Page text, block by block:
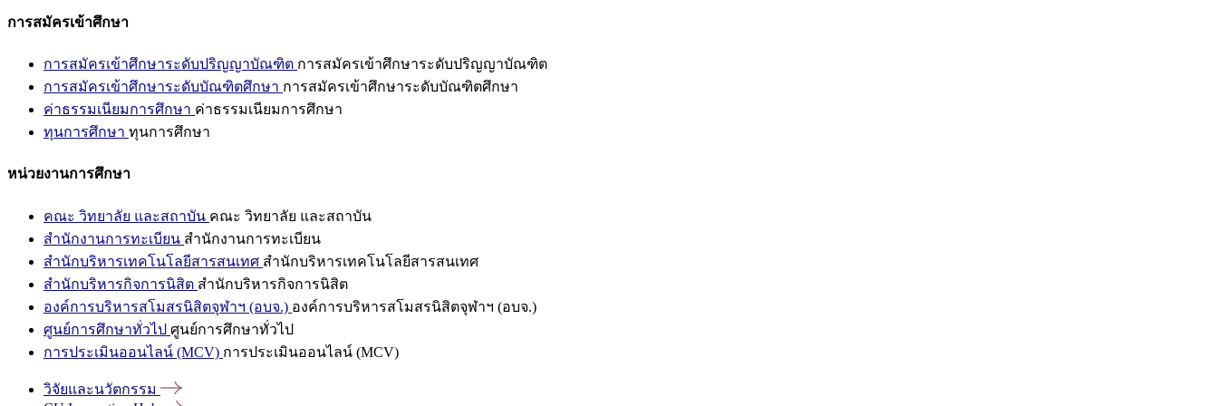
การสมัครเข้าศึกษา
การสมัครเข้าศึกษาระดับปริญญาบัณฑิต การสมัครเข้าศึกษาระดับปริญญาบัณฑิต
การสมัครเข้าศึกษาระดับบัณฑิตศึกษา การสมัครเข้าศึกษาระดับบัณฑิตศึกษา
ค่าธรรมเนียมการศึกษา ค่าธรรมเนียมการศึกษา
ทุนการศึกษา ทุนการศึกษา
หน่วยงานการศึกษา
คณะ วิทยาลัย และสถาบัน คณะ วิทยาลัย และสถาบัน
สำนักงานการทะเบียน สำนักงานการทะเบียน
สำนักบริหารเทคโนโลยีสารสนเทศ สำนักบริหารเทคโนโลยีสารสนเทศ
สำนักบริหารกิจการนิสิต สำนักบริหารกิจการนิสิต
องค์การบริหารสโมสรนิสิตจุฬาฯ (อบจ.) องค์การบริหารสโมสรนิสิตจุฬาฯ (อบจ.)
ศูนย์การศึกษาทั่วไป ศูนย์การศึกษาทั่วไป
การประเมินออนไลน์ (MCV) การประเมินออนไลน์ (MCV)
วิจัยและนวัตกรรม